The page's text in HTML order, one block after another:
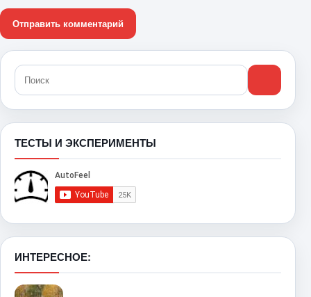
ТЕСТЫ И ЭКСПЕРИМЕНТЫ
ИНТЕРЕСНОЕ: